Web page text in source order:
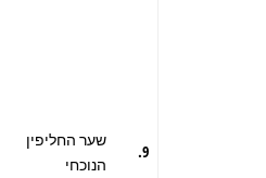
9.
שער החליפין
הנוכחי